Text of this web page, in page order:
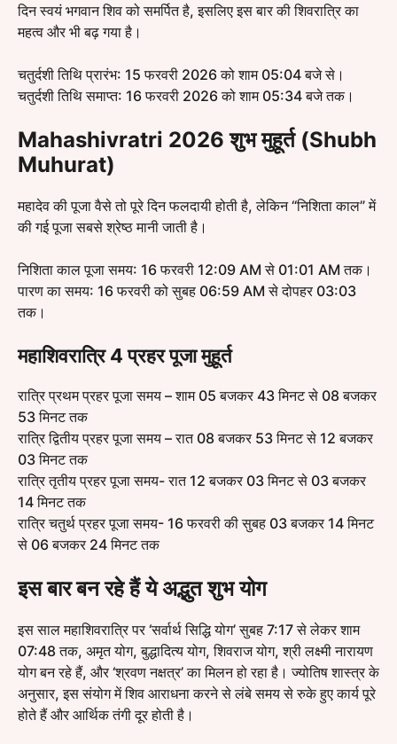
दिन स्वयं भगवान शिव को समर्पित है, इसलिए इस बार की शिवरात्रि का
महत्व और भी बढ़ गया है।
चतुर्दशी तिथि प्रारंभ: 15 फरवरी 2026 को शाम 05:04 बजे से।
चतुर्दशी तिथि समाप्त: 16 फरवरी 2026 को शाम 05:34 बजे तक।
Mahashivratri 2026 शुभ मुहूर्त (Shubh
Muhurat)
महादेव की पूजा वैसे तो पूरे दिन फलदायी होती है, लेकिन “निशिता काल” में
की गई पूजा सबसे श्रेष्ठ मानी जाती है।
निशिता काल पूजा समय: 16 फरवरी 12:09 AM से 01:01 AM तक।
पारण का समय: 16 फरवरी को सुबह 06:59 AM से दोपहर 03:03
तक।
महाशिवरात्रि 4 प्रहर पूजा मुहूर्त
रात्रि प्रथम प्रहर पूजा समय – शाम 05 बजकर 43 मिनट से 08 बजकर
53 मिनट तक
रात्रि द्वितीय प्रहर पूजा समय – रात 08 बजकर 53 मिनट से 12 बजकर
03 मिनट तक
रात्रि तृतीय प्रहर पूजा समय- रात 12 बजकर 03 मिनट से 03 बजकर
14 मिनट तक
रात्रि चतुर्थ प्रहर पूजा समय- 16 फरवरी की सुबह 03 बजकर 14 मिनट
से 06 बजकर 24 मिनट तक
इस बार बन रहे हैं ये अद्भुत शुभ योग
इस साल महाशिवरात्रि पर ‘सर्वार्थ सिद्धि योग’ सुबह 7:17 से लेकर शाम
07:48 तक, अमृत योग, बुद्धादित्य योग, शिवराज योग, श्री लक्ष्मी नारायण
योग बन रहे हैं, और ‘श्रवण नक्षत्र’ का मिलन हो रहा है। ज्योतिष शास्त्र के
अनुसार, इस संयोग में शिव आराधना करने से लंबे समय से रुके हुए कार्य पूरे
होते हैं और आर्थिक तंगी दूर होती है।